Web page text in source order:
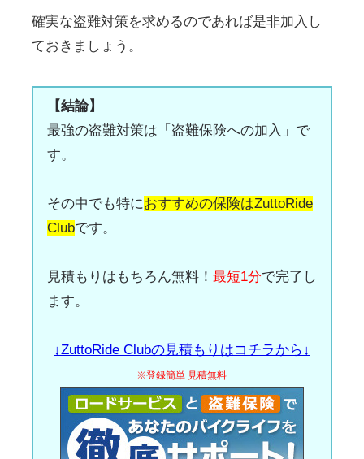
確実な盗難対策を求めるのであれば是非加入し
ておきましょう。
【結論】
最強の盗難対策は「盗難保険への加入」で
す。
その中でも特におすすめの保険はZuttoRide
Clubです。
見積もりはもちろん無料！ 最短1分で完了し
ます。
↓ZuttoRide Clubの見積もりはコチラから↓
※登録簡単 見積無料